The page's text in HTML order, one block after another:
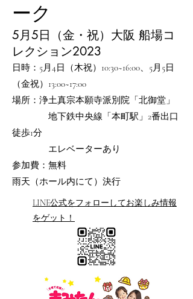
ーク
​5月5日（金・祝）大阪 船場コ
レクション2023
日時：5月4日（木祝）10:30~16:00、5月5日
（金祝）13:00~17:00
場所：浄土真宗本願寺派別院「北御堂」
地下鉄中央線「本町駅」2番出口
徒歩1分
​ エレベーターあり
参加費：無料
​雨天（ホール内にて）決行
LINE公式をフォローしてお楽しみ情報
をゲット！